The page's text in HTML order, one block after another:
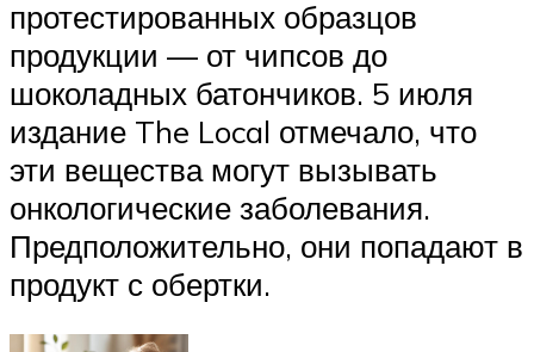
протестированных образцов
продукции — от чипсов до
шоколадных батончиков. 5 июля
издание The Local отмечало, что
эти вещества могут вызывать
онкологические заболевания.
Предположительно, они попадают в
продукт с обертки.